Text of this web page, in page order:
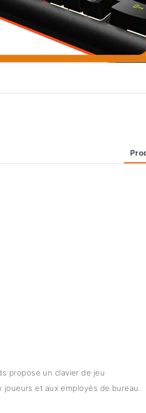
propose un clavier de jeu
et aux employés de bureau.